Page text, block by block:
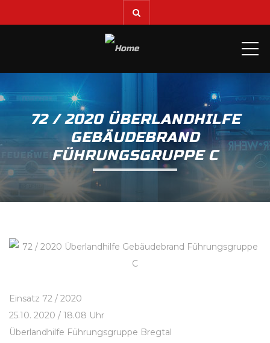
72 / 2020 ÜBERLANDHILFE
GEBÄUDEBRAND
FÜHRUNGSGRUPPE C
Einsatz 72 / 2020
25.10. 2020 / 18.08 Uhr
Überlandhilfe Führungsgruppe Bregtal